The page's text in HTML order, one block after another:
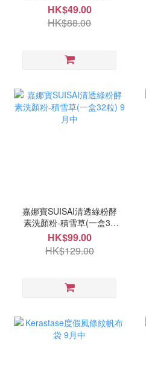
月頭
HK$49.00
HK$88.00
嘉娜寶SUISAI清透綠粉酵
素洗顏粉-積雪草(一盒32
粒) 9月中
HK$99.00
HK$129.00